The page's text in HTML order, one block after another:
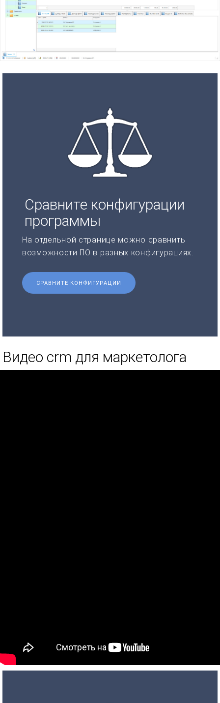
Сравните конфигурации
программы
На отдельной странице можно сравнить
возможности ПО в разных конфигурациях.
СРАВНИТЕ КОНФИГУРАЦИИ
Видео crm для маркетолога